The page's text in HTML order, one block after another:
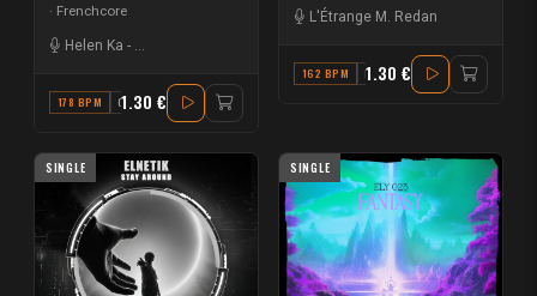
Frenchcore
Helen Ka - Creeds | Hardside
178 BPM G1.30 €
L'Étrange M. Redan
162 BPM D1.30 €
SINGLE SINGLE